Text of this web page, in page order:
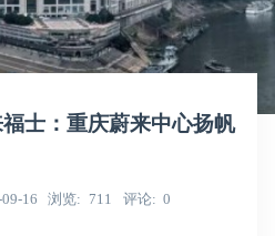
士：重庆蔚来中心扬帆
16 浏览 711 评论 0